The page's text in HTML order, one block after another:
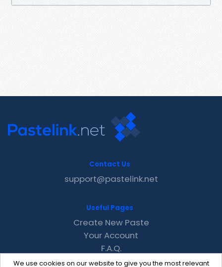
We use cookies on our website to give you the most relevant
Contact Us
support@pastelink.net
Useful Pages
Create New Paste
Your Account
F.A.Q.
Recent